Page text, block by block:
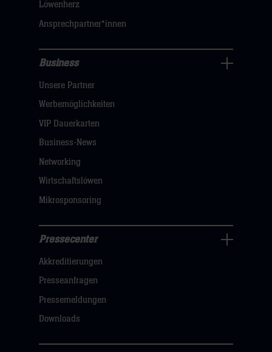
hier
Löwenherz
Ansprechpartner*innen
Navigation
öffnen,
dann
klicken
Business
Unsere Partner
Werbemöglichkeiten
VIP Dauerkarten
Business-News
Networking
Wirtschaftslöwen
Mikrosponsoring
Navigation
öffnen,
dann
klicken
hier
Pressecenter
Akkreditierungen
Presseanfragen
Pressemeldungen
Downloads